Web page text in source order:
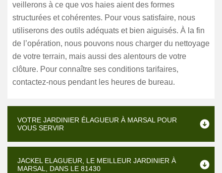
veillerons à ce que vos haies aient des formes
structurées et cohérentes. Pour vous satisfaire, nous
utiliserons des outils adéquats et bien aiguisés. À la fin
de l’opération, nous pouvons nous charger du nettoyage
de votre terrain, mais aussi des alentours de votre
clôture. Pour connaître ses conditions tarifaires,
contactez-nous pendant les heures de bureau.
VOTRE JARDINIER ÉLAGUEUR À MARSAL POUR
VOUS SERVIR
JACKEL ELAGUEUR, LE MEILLEUR JARDINIER À
MARSAL, DANS LE 81430